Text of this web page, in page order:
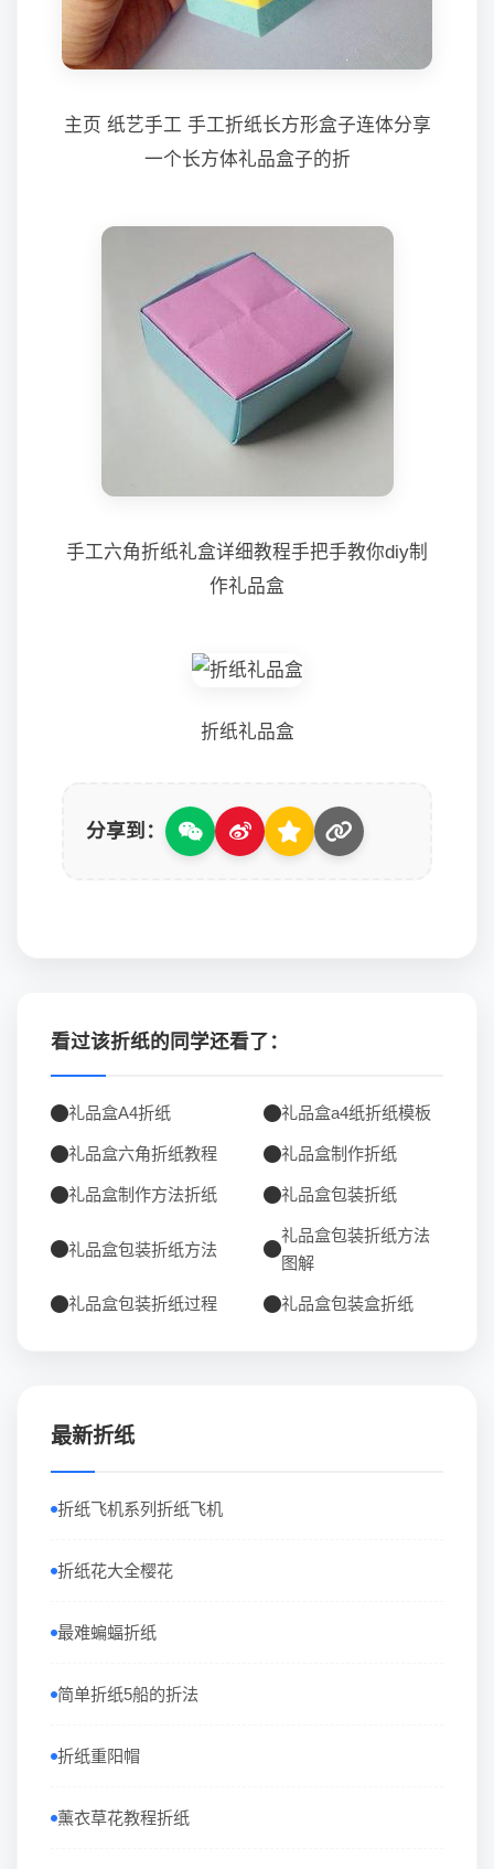
主页 纸艺手工 手工折纸长方形盒子连体分享
一个长方体礼品盒子的折
手工六角折纸礼盒详细教程手把手教你diy制
作礼品盒
折纸礼品盒
分享到：
看过该折纸的同学还看了：
礼品盒A4折纸 礼品盒a4纸折纸模板
礼品盒六角折纸教程 礼品盒制作折纸
礼品盒制作方法折纸 礼品盒包装折纸
礼品盒包装折纸方法
礼品盒包装折纸方法
图解
礼品盒包装折纸过程 礼品盒包装盒折纸
最新折纸
折纸飞机系列折纸飞机
折纸花大全樱花
最难蝙蝠折纸
简单折纸5船的折法
折纸重阳帽
薰衣草花教程折纸